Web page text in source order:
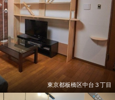
東京都板橋区中台３丁目